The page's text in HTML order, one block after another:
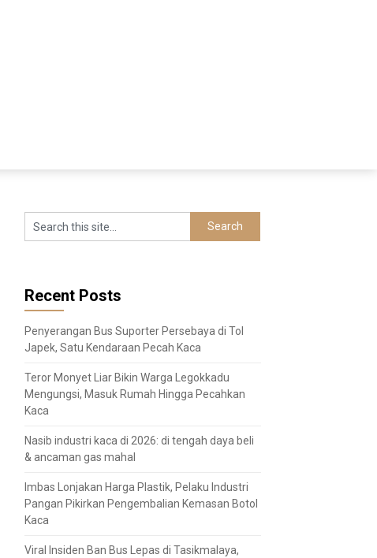
Recent Posts
Penyerangan Bus Suporter Persebaya di Tol
Japek, Satu Kendaraan Pecah Kaca
Teror Monyet Liar Bikin Warga Legokkadu
Mengungsi, Masuk Rumah Hingga Pecahkan
Kaca
Nasib industri kaca di 2026: di tengah daya beli
& ancaman gas mahal
Imbas Lonjakan Harga Plastik, Pelaku Industri
Pangan Pikirkan Pengembalian Kemasan Botol
Kaca
Viral Insiden Ban Bus Lepas di Tasikmalaya,